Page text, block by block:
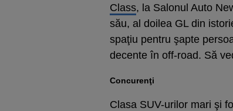
Class, la Salonul Auto
său, al doilea GL din
spaţiu pentru şapte
decente în off-road. Să
Concurenţi
Clasa SUV-urilor mari şi